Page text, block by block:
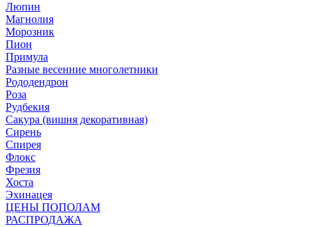
Люпин
Магнолия
Морозник
Пион
Примула
Разные весенние многолетники
Рододендрон
Роза
Рудбекия
Сакура (вишня декоративная)
Сирень
Спирея
Флокс
Фрезия
Хоста
Эхинацея
ЦЕНЫ ПОПОЛАМ
РАСПРОДАЖА